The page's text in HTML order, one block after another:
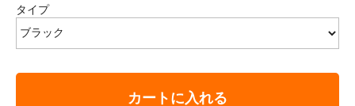
タイプ
カートに入れる